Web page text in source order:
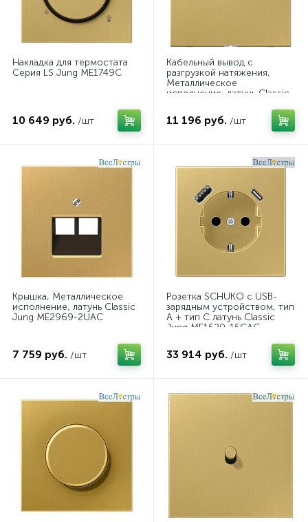
Накладка для термостата
Серия LS Jung ME1749C
10 649 руб. /шт
Кабельный вывод с
разгрузкой натяжения,
Металлическое
исполнение, латунь Classic
11 196 руб. /шт
Kрышка, Металлическое
исполнение, латунь Classic
Jung ME2969-2UAC
7 759 руб. /шт
Розетка SCHUKO с USB-
зарядным устройством, тип
A + тип С латунь Classic
Jung ME1520-15CAC
33 914 руб. /шт